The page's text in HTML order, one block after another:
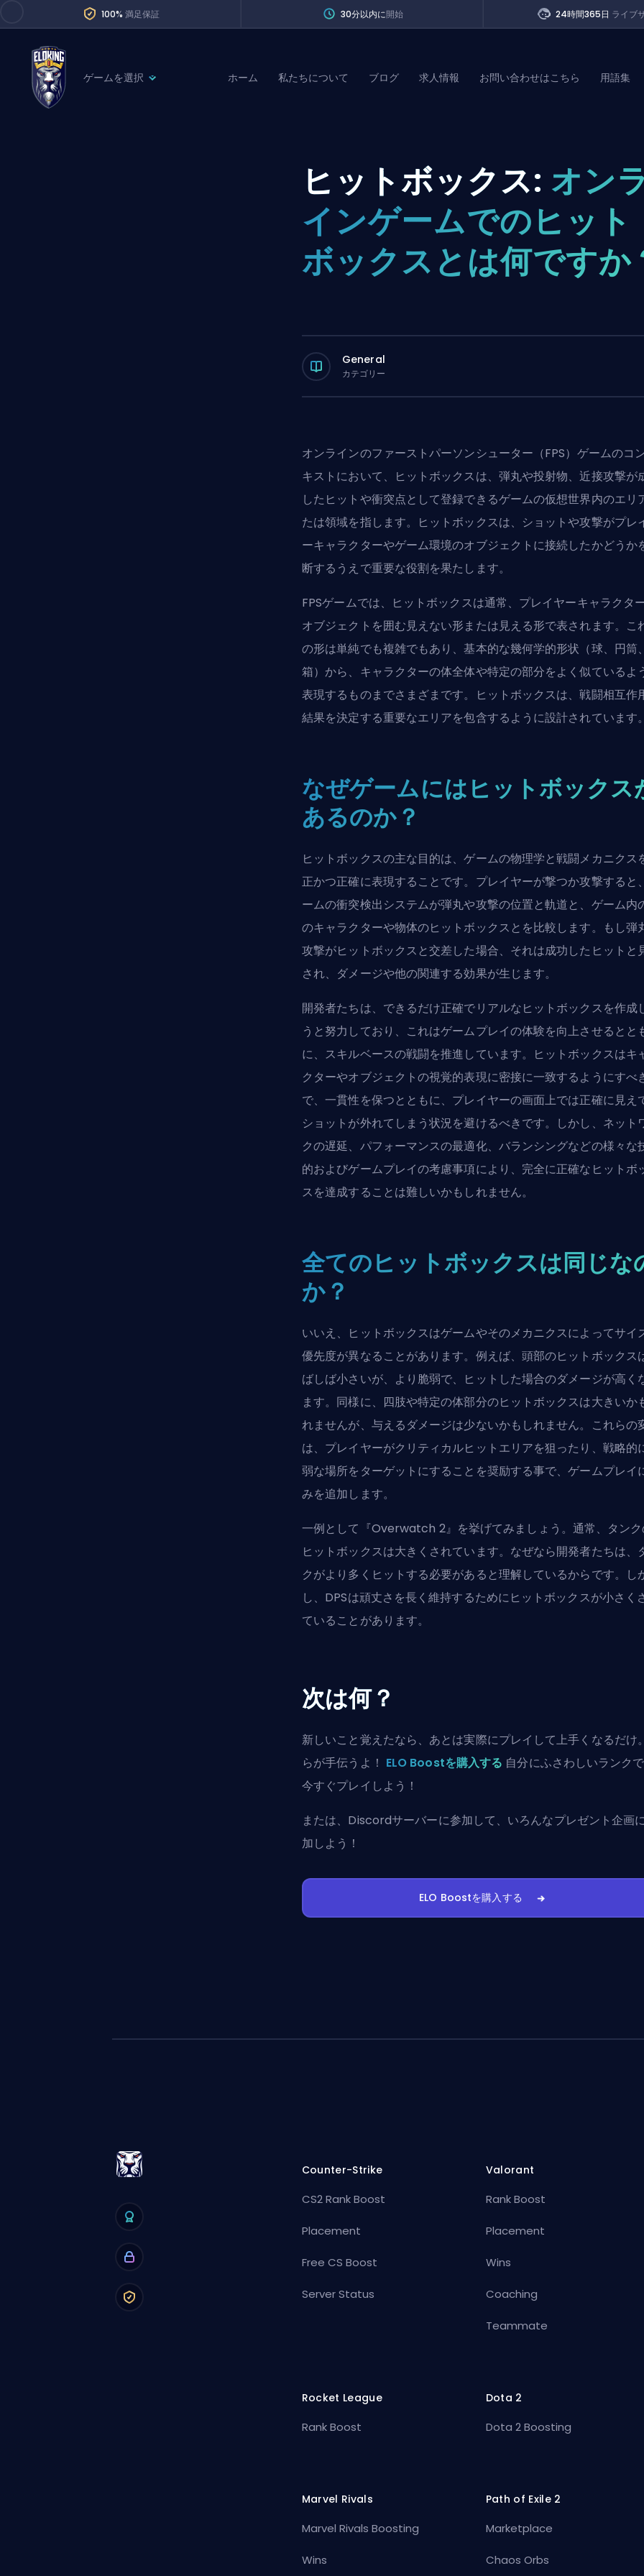
100% 満足保証 30分以内に開始 24時間365日 ライブ
ゲームを選択
Division Boost
Coaching
ホーム 私たちについて ブログ 求人情報 お問い合わせはこちら 用語集
ヒットボックス: オンラ
インゲームでのヒット
ボックスとは何ですか
General
カテゴリー
オンラインのファーストパーソンシューター（FPS）ゲームのコ
キストにおいて、ヒットボックスは、弾丸や投射物、近接攻撃が
したヒットや衝突点として登録できるゲームの仮想世界内のエリ
たは領域を指します。ヒットボックスは、ショットや攻撃がプレ
ーキャラクターやゲーム環境のオブジェクトに接続したかどうか
断するうえで重要な役割を果たします。
FPSゲームでは、ヒットボックスは通常、プレイヤーキャラクタ
オブジェクトを囲む見えない形または見える形で表されます。こ
の形は単純でも複雑でもあり、基本的な幾何学的形状（球、円筒、
箱）から、キャラクターの体全体や特定の部分をよく似ているよ
表現するものまでさまざまです。ヒットボックスは、戦闘相互作
結果を決定する重要なエリアを包含するように設計されています。
なぜゲームにはヒットボックス
あるのか？
ヒットボックスの主な目的は、ゲームの物理学と戦闘メカニクス
正かつ正確に表現することです。プレイヤーが撃つか攻撃すると
ームの衝突検出システムが弾丸や攻撃の位置と軌道と、ゲーム内
のキャラクターや物体のヒットボックスとを比較します。もし弾
攻撃がヒットボックスと交差した場合、それは成功したヒットと
され、ダメージや他の関連する効果が生じます。
開発者たちは、できるだけ正確でリアルなヒットボックスを作成
うと努力しており、これはゲームプレイの体験を向上させるとと
に、スキルベースの戦闘を推進しています。ヒットボックスはキ
クターやオブジェクトの視覚的表現に密接に一致するようにすべ
で、一貫性を保つとともに、プレイヤーの画面上では正確に見え
ショットが外れてしまう状況を避けるべきです。しかし、ネット
クの遅延、パフォーマンスの最適化、バランシングなどの様々な
的およびゲームプレイの考慮事項により、完全に正確なヒットボ
スを達成することは難しいかもしれません。
全てのヒットボックスは同じな
か？
いいえ、ヒットボックスはゲームやそのメカニクスによってサイ
優先度が異なることがあります。例えば、頭部のヒットボックス
ばしば小さいが、より脆弱で、ヒットした場合のダメージが高く
ます。同様に、四肢や特定の体部分のヒットボックスは大きいか
れませんが、与えるダメージは少ないかもしれません。これらの
は、プレイヤーがクリティカルヒットエリアを狙ったり、戦略的
弱な場所をターゲットにすることを奨励する事で、ゲームプレイ
みを追加します。
一例として『Overwatch 2』を挙げてみましょう。通常、 タンク
ヒットボックスは大きくされています。なぜなら開発者たちは、
クがより多くヒットする必要があると理解しているからです。し
し、 DPSは頑丈さを長く維持するためにヒットボックスが小さく
ていることがあります。
次は何？
新しいこと覚えたなら、あとは実際にプレイして上手くなるだけ
らが手伝うよ！ ELO Boostを購入する 自分にふさわしいランクで
今すぐプレイしよう！
または、 Discordサーバーに参加して、いろんなプレゼント企画
加しよう！
ELO Boostを購入する
Counter-Strike
CS2 Rank Boost
Placement
Free CS Boost
Server Status
Valorant
Rank Boost
Placement
Wins
Coaching
Teammate
Rocket League
Rank Boost
Dota 2
Dota 2 Boosting
Marvel Rivals
Marvel Rivals Boosting
Wins
Path of Exile 2
Marketplace
Chaos Orbs